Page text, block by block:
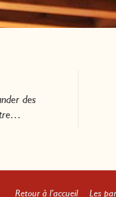
des
Retour à l’accueil Les